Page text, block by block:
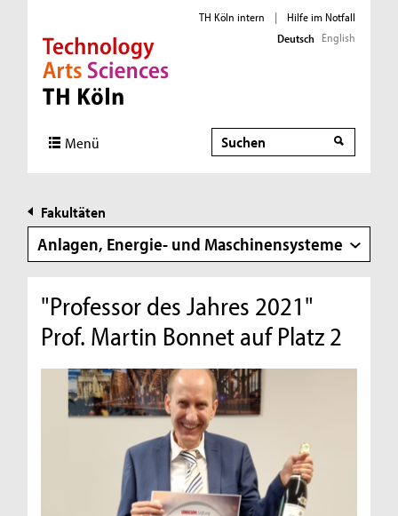
Direkt zur Hauptnavigation
Direkt zur Subnavigation
Direkt zum Inhalt
Direkt zum Fußbereich
TH Köln intern |
Hilfe im Notfall
Deutsch English
Menü Suche
Suche
Fakultäten
Anlagen, Energie- und Maschinensysteme
"Professor des Jahres 2021"
Prof. Martin Bonnet auf Platz 2